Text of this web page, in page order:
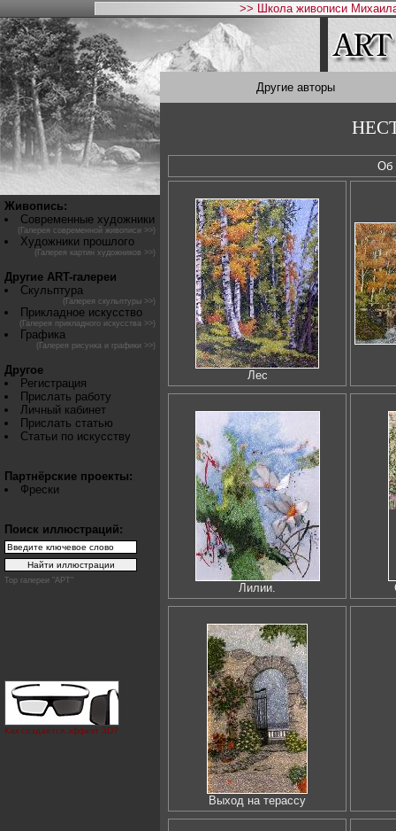
>> Школа живописи
Живопись:
Современные художники
(Галерея современной живописи >>)
Художники прошлого
(Галерея картин художников >>)
Другие ART-галереи
Скульптура
(Галерея скульптуры >>)
Прикладное искусство
(Галерея прикладного искусства >>)
Графика
(Галерея рисунка и графики >>)
Другое
Регистрация
Прислать работу
Личный кабинет
Прислать статью
Статьи по искусству
Партнёрские проекты:
Фрески
Поиск иллюстраций:
Top галереи "АРТ"
Как создаётся эффект 3D?
Другие авторы
Об
Лес
Лилии.
Выход на терассу